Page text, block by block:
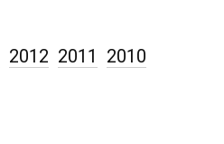
2012 2011
2010